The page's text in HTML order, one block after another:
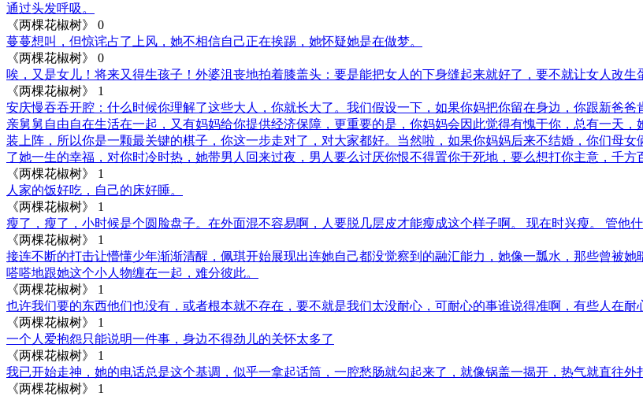
通过头发呼吸。
《两棵花椒树》
0
蔓蔓想叫，但惊诧占了上风，她不相信自己正在挨踢，她怀疑她是在做梦。
《两棵花椒树》
0
唉，又是女儿！将来又得生孩子！外婆沮丧地拍着膝盖头：要是能把女人的下身缝起来就好了，要不就让女人改生
《两棵花椒树》
1
安庆慢吞吞开腔：什么时候你理解了这些大人，你就长大了。我们假设一下，如果你妈把你留在身边，你跟新爸
亲舅舅自由自在生活在一起，又有妈妈给你提供经济保障，更重要的是，你妈妈会因此觉得有愧于你，总有一天
装上阵，所以你是一颗最关键的棋子，你这一步走对了，对大家都好。当然啦，如果你妈妈后来不结婚，你们母
了她一生的幸福，对你时冷时热，她带男人回来过夜，男人要么讨厌你恨不得置你于死地，要么想打你主意，千方
《两棵花椒树》
1
人家的饭好吃，自己的床好睡。
《两棵花椒树》
1
瘦了，瘦了，小时候是个圆脸盘子。在外面混不容易啊，人要脱几层皮才能瘦成这个样子啊。 现在时兴瘦。 管他
《两棵花椒树》
1
接连不断的打击让懵懂少年渐渐清醒，佩琪开始展现出连她自己都没觉察到的融汇能力，她像一瓢水，那些曾被
嗒嗒地跟她这个小人物缠在一起，难分彼此。
《两棵花椒树》
1
也许我们要的东西他们也没有，或者根本就不存在，要不就是我们太没耐心，可耐心的事谁说得准啊，有些人在
《两棵花椒树》
1
一个人爱抱怨只能说明一件事，身边不得劲儿的关怀太多了
《两棵花椒树》
1
我已开始走神，她的电话总是这个基调，似乎一拿起话筒，一腔愁肠就勾起来了，就像锅盖一揭开，热气就直往外
《两棵花椒树》
1